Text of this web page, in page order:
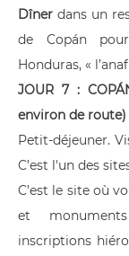
Dînerdans un
de Copán
Honduras, «
JOUR 7 :
environ de route)
Petit-déjeuner.
C’est l'un des
C’est le site où
et
inscriptions